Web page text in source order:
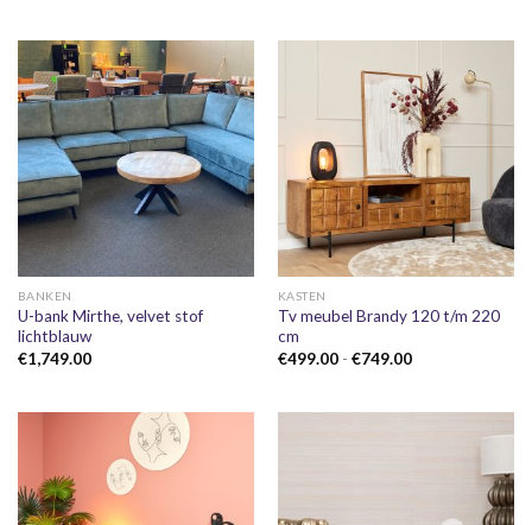
BANKEN
U-bank Mirthe, velvet stof
lichtblauw
€1,749.00
KASTEN
Tv meubel Brandy 120 t/m 220
cm
€499.00 - €749.00Prijsklasse: